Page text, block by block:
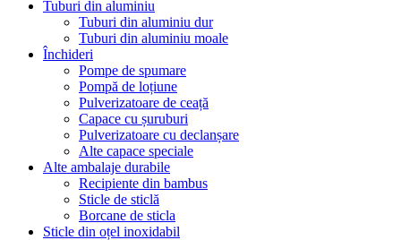
Tuburi din aluminiu
Tuburi din aluminiu dur
Tuburi din aluminiu moale
Închideri
Pompe de spumare
Pompă de loțiune
Pulverizatoare de ceață
Capace cu șuruburi
Pulverizatoare cu declanșare
Alte capace speciale
Alte ambalaje durabile
Recipiente din bambus
Sticle de sticlă
Borcane de sticla
Sticle din oțel inoxidabil